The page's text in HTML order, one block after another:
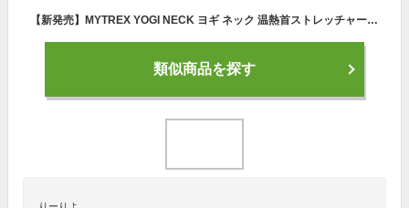
【新発売】MYTREX YOGI NECK ヨギ ネック 温熱首ストレッチャー ヨガ 肩甲骨 頸椎 首 肩 整体 牽引 温め サポーター 実用的 男性 女性 新生活 母の日 父の日 誕生日 プレゼント ギフト ストレッチ ストレート 枕 健康 癒し あったか グッズ マイトレックス 創通メディカル
類似商品を探す